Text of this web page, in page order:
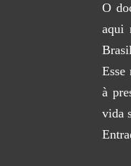
O
aqui
à
vida